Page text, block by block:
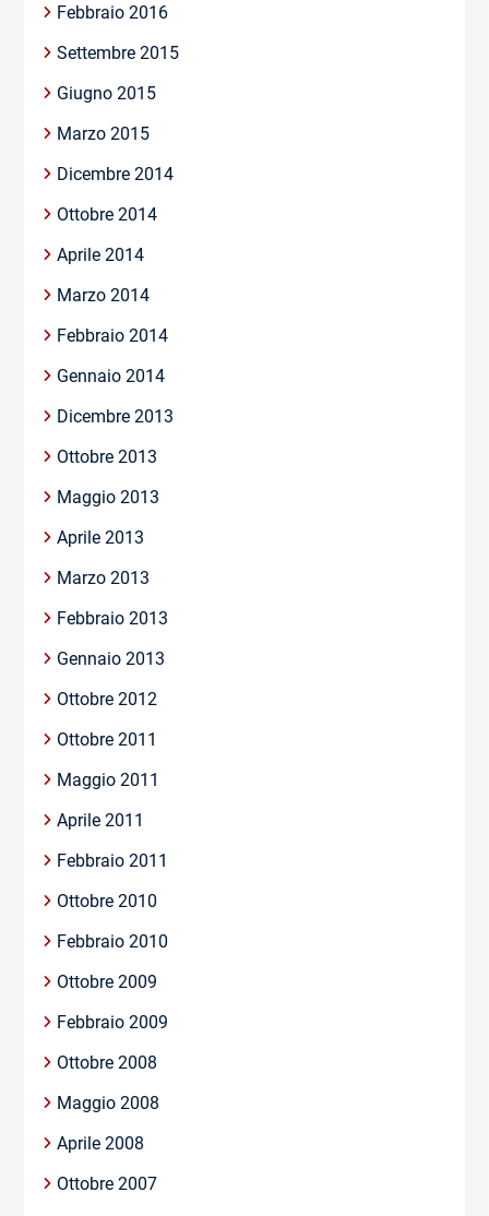
Febbraio 2016
Settembre 2015
Giugno 2015
Marzo 2015
Dicembre 2014
Ottobre 2014
Aprile 2014
Marzo 2014
Febbraio 2014
Gennaio 2014
Dicembre 2013
Ottobre 2013
Maggio 2013
Aprile 2013
Marzo 2013
Febbraio 2013
Gennaio 2013
Ottobre 2012
Ottobre 2011
Maggio 2011
Aprile 2011
Febbraio 2011
Ottobre 2010
Febbraio 2010
Ottobre 2009
Febbraio 2009
Ottobre 2008
Maggio 2008
Aprile 2008
Ottobre 2007